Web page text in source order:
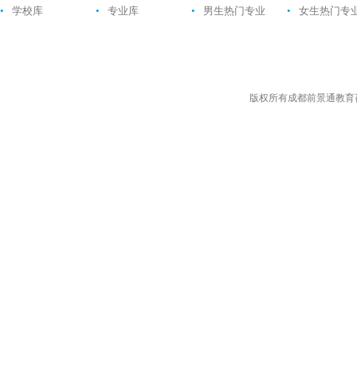
• 学校库 • 专业库 • 男生热门专业 • 女生热门专
版权所有成都前景通教